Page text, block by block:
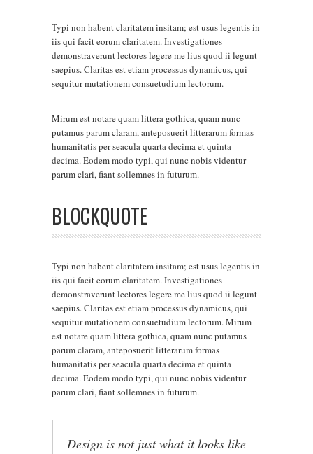
Typi non habent claritatem insitam; est usus legentis in
iis qui facit eorum claritatem. Investigationes
demonstraverunt lectores legere me lius quod ii legunt
saepius. Claritas est etiam processus dynamicus, qui
sequitur mutationem consuetudium lectorum.
Mirum est notare quam littera gothica, quam nunc
putamus parum claram, anteposuerit litterarum formas
humanitatis per seacula quarta decima et quinta
decima. Eodem modo typi, qui nunc nobis videntur
parum clari, fiant sollemnes in futurum.
BLOCKQUOTE
Typi non habent claritatem insitam; est usus legentis in
iis qui facit eorum claritatem. Investigationes
demonstraverunt lectores legere me lius quod ii legunt
saepius. Claritas est etiam processus dynamicus, qui
sequitur mutationem consuetudium lectorum. Mirum
est notare quam littera gothica, quam nunc putamus
parum claram, anteposuerit litterarum formas
humanitatis per seacula quarta decima et quinta
decima. Eodem modo typi, qui nunc nobis videntur
parum clari, fiant sollemnes in futurum.
Design is not just what it looks like